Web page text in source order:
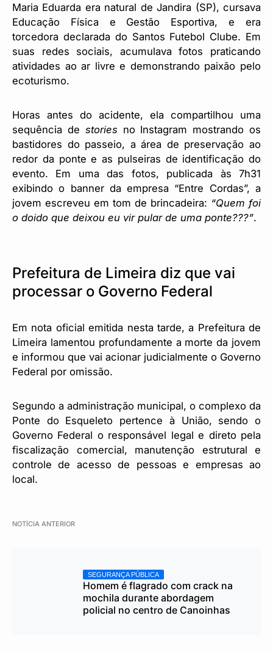
Maria Eduarda era natural de Jandira (SP), cursava
Educação Física e Gestão Esportiva, e era
torcedora declarada do Santos Futebol Clube. Em
suas redes sociais, acumulava fotos praticando
atividades ao ar livre e demonstrando paixão pelo
ecoturismo.
Horas antes do acidente, ela compartilhou uma
sequência de stories no Instagram mostrando os
bastidores do passeio, a área de preservação ao
redor da ponte e as pulseiras de identificação do
evento. Em uma das fotos, publicada às 7h31
exibindo o banner da empresa “Entre Cordas”, a
jovem escreveu em tom de brincadeira: “Quem foi
o doido que deixou eu vir pular de uma ponte???”.
Prefeitura de Limeira diz que vai
processar o Governo Federal
Em nota oficial emitida nesta tarde, a Prefeitura de
Limeira lamentou profundamente a morte da jovem
e informou que vai acionar judicialmente o Governo
Federal por omissão.
Segundo a administração municipal, o complexo da
Ponte do Esqueleto pertence à União, sendo o
Governo Federal o responsável legal e direto pela
fiscalização comercial, manutenção estrutural e
controle de acesso de pessoas e empresas ao
local.
NOTÍCIA ANTERIOR
SEGURANÇA PÚBLICA
Homem é flagrado com crack na
mochila durante abordagem
policial no centro de Canoinhas